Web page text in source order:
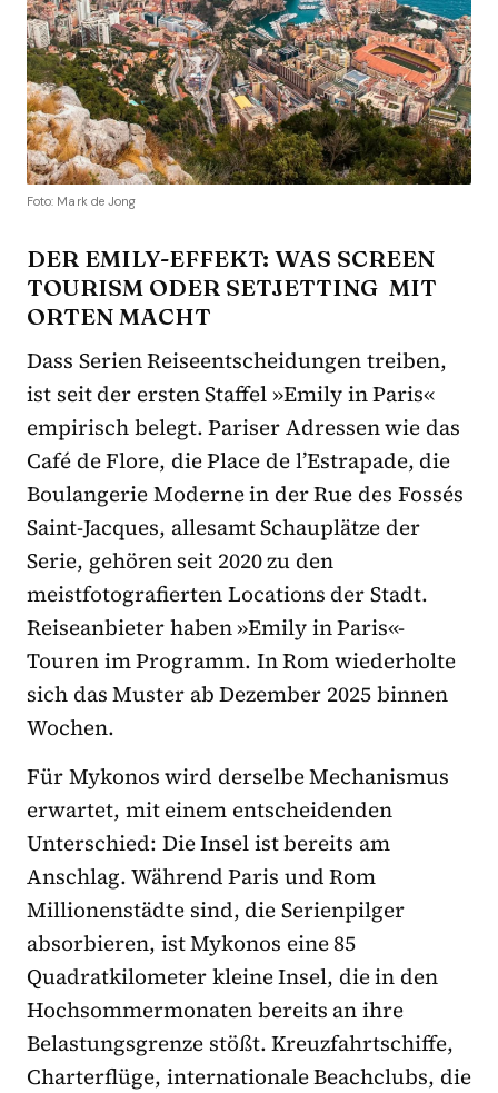
Foto: Mark de Jong
DER EMILY-EFFEKT: WAS SCREEN
TOURISM ODER SETJETTING MIT
ORTEN MACHT
Dass Serien Reiseentscheidungen treiben,
ist seit der ersten Staffel »Emily in Paris«
empirisch belegt. Pariser Adressen wie das
Café de Flore, die Place de l’Estrapade, die
Boulangerie Moderne in der Rue des Fossés
Saint-Jacques, allesamt Schauplätze der
Serie, gehören seit 2020 zu den
meistfotografierten Locations der Stadt.
Reiseanbieter haben »Emily in Paris«-
Touren im Programm. In Rom wiederholte
sich das Muster ab Dezember 2025 binnen
Wochen.
Für Mykonos wird derselbe Mechanismus
erwartet, mit einem entscheidenden
Unterschied: Die Insel ist bereits am
Anschlag. Während Paris und Rom
Millionenstädte sind, die Serienpilger
absorbieren, ist Mykonos eine 85
Quadratkilometer kleine Insel, die in den
Hochsommermonaten bereits an ihre
Belastungsgrenze stößt. Kreuzfahrtschiffe,
Charterflüge, internationale Beachclubs, die